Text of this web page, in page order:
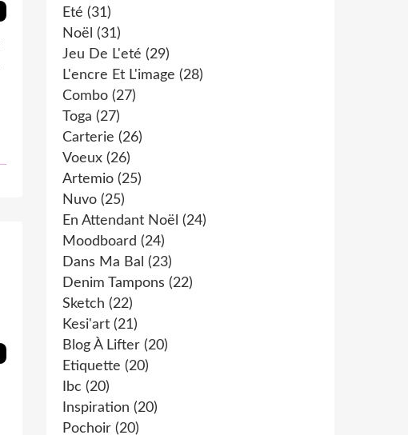
Eté (31)
Noël (31)
Jeu De L'eté (29)
L'encre Et L'image (28)
Combo (27)
Toga (27)
Carterie (26)
Voeux (26)
Artemio (25)
Nuvo (25)
En Attendant Noël (24)
Moodboard (24)
Dans Ma Bal (23)
Denim Tampons (22)
Sketch (22)
Kesi'art (21)
Blog À Lifter (20)
Etiquette (20)
Ibc (20)
Inspiration (20)
Pochoir (20)